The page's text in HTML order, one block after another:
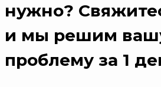
нужно?
и мы решим
проблему за 1